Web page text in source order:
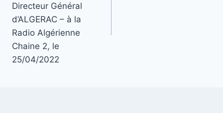
Directeur Général
d’ALGERAC – à la
Radio Algérienne
Chaine 2, le
25/04/2022